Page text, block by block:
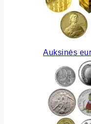
Auksinės